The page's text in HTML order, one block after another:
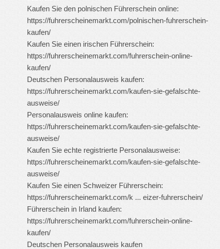
Kaufen Sie den polnischen Führerschein online:
https://fuhrerscheinemarkt.com/polnischen-fuhrerschein-
kaufen/
Kaufen Sie einen irischen Führerschein:
https://fuhrerscheinemarkt.com/fuhrerschein-online-
kaufen/
Deutschen Personalausweis kaufen:
https://fuhrerscheinemarkt.com/kaufen-sie-gefalschte-
ausweise/
Personalausweis online kaufen:
https://fuhrerscheinemarkt.com/kaufen-sie-gefalschte-
ausweise/
Kaufen Sie echte registrierte Personalausweise:
https://fuhrerscheinemarkt.com/kaufen-sie-gefalschte-
ausweise/
Kaufen Sie einen Schweizer Führerschein:
https://fuhrerscheinemarkt.com/k ... eizer-fuhrerschein/
Führerschein in Irland kaufen:
https://fuhrerscheinemarkt.com/fuhrerschein-online-
kaufen/
Deutschen Personalausweis kaufen